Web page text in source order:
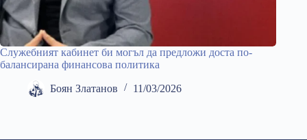
Служебният кабинет би могъл да предложи доста по-
балансирана финансова политика
Боян Златанов 11/03/2026